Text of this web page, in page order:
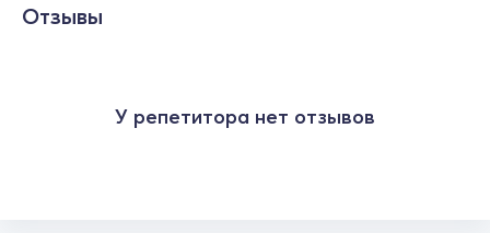
Отзывы
У репетитора нет отзывов